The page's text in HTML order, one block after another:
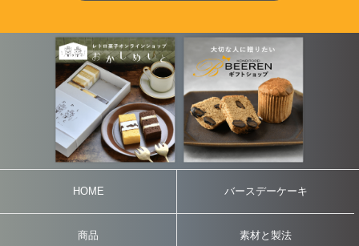
HOME バースデーケーキ
商品 素材と製法